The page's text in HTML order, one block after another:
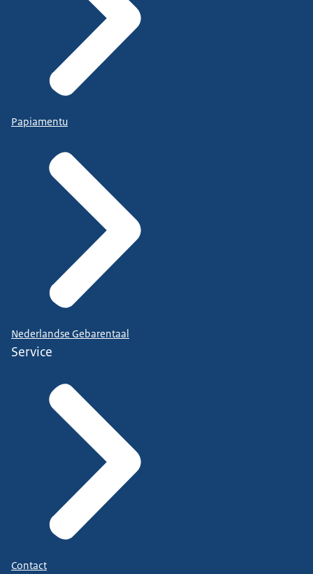
Papiamentu
Nederlandse Gebarentaal
Service
Contact